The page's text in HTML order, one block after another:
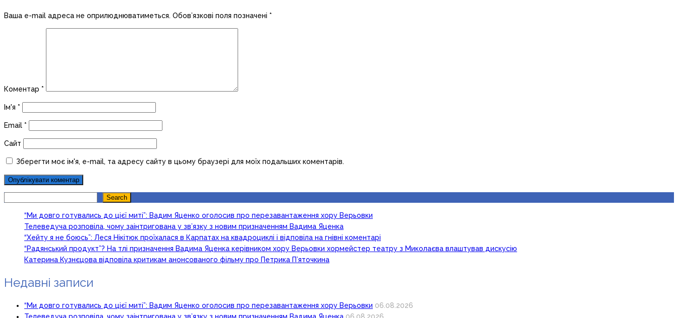
Ваша e-mail адреса не оприлюднюватиметься. Обов’язкові поля позначені *
Коментар *
Ім'я *
Email *
Сайт
Зберегти моє ім'я, e-mail, та адресу сайту в цьому браузері для моїх подальших коментарів.
Search
“Ми довго готувались до цієї миті”: Вадим Яценко оголосив про перезавантаження хору Верьовки
Телеведуча розповіла, чому заінтригована у зв’язку з новим призначенням Вадима Яценка
“Хейту я не боюсь”: Леся Нікітюк проїхалася в Карпатах на квадроциклі і відповіла на гнівні коментарі
“Радянський продукт”? На тлі призначення Вадима Яценка керівником хору Верьовки хормейстер театру з Миколаєва влаштував дискусію
Катерина Кузнєцова відповіла критикам анонсованого фільму про Петрика П’яточкина
Недавні записи
“Ми довго готувались до цієї миті”: Вадим Яценко оголосив про перезавантаження хору Верьовки 06.08.2026